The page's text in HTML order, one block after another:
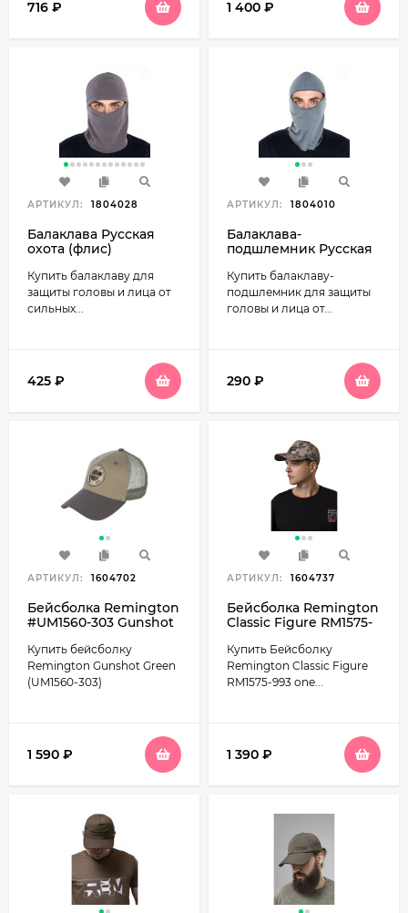
716 ₽ 1 400 ₽
АРТИКУЛ: 1804028
Балаклава Русская
охота (флис)
Купить балаклаву для
защиты головы и лица от
сильных...
425 ₽
АРТИКУЛ: 1804010
Балаклава-
подшлемник Русская
Купить балаклаву-
подшлемник для защиты
головы и лица от...
290 ₽
АРТИКУЛ: 1604702
Бейсболка Remington
#UM1560-303 Gunshot
Купить бейсболку
Remington Gunshot Green
(UM1560-303)
1 590 ₽
АРТИКУЛ: 1604737
Бейсболка Remington
Classic Figure RM1575-
Купить Бейсболку
Remington Classic Figure
RM1575-993 one...
1 390 ₽